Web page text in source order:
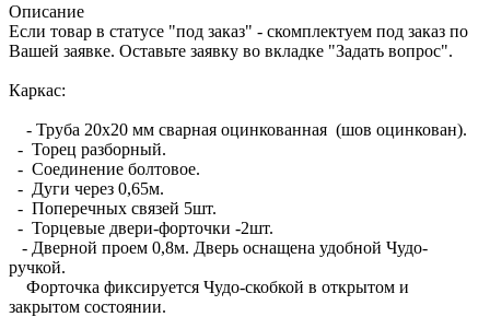
Описание
Если товар в статусе "под заказ" - скомплектуем под заказ по
Вашей заявке. Оставьте заявку во вкладке "Задать вопрос".
Каркас:
- Труба 20х20 мм сварная оцинкованная (шов оцинкован).
- Торец разборный.
- Соединение болтовое.
- Дуги через 0,65м.
- Поперечных связей 5шт.
- Торцевые двери-форточки -2шт.
- Дверной проем 0,8м. Дверь оснащена удобной Чудо-
ручкой.
Форточка фиксируется Чудо-скобкой в открытом и
закрытом состоянии.